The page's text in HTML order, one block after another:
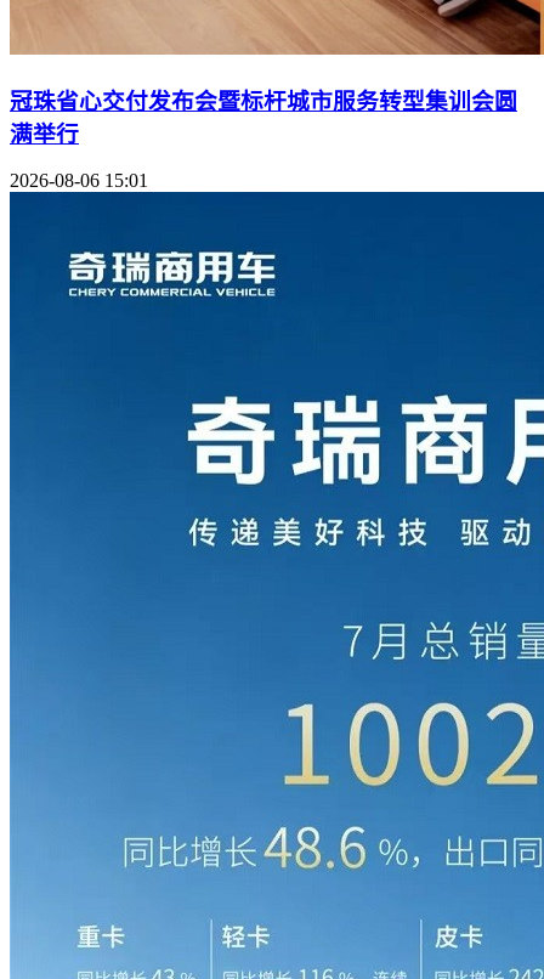
冠珠省心交付发布会暨标杆城市服务转型集训会圆
满举行
2026-08-06 15:01